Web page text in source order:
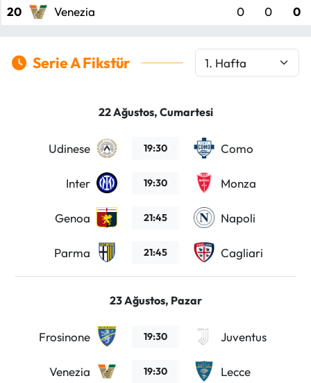
20
Venezia 0 0 0
Serie A Fikstür
22 Ağustos, Cumartesi
Udinese 19:30 Como
Inter 19:30 Monza
Genoa 21:45 Napoli
Parma 21:45 Cagliari
23 Ağustos, Pazar
Frosinone 19:30 Juventus
Venezia 19:30 Lecce